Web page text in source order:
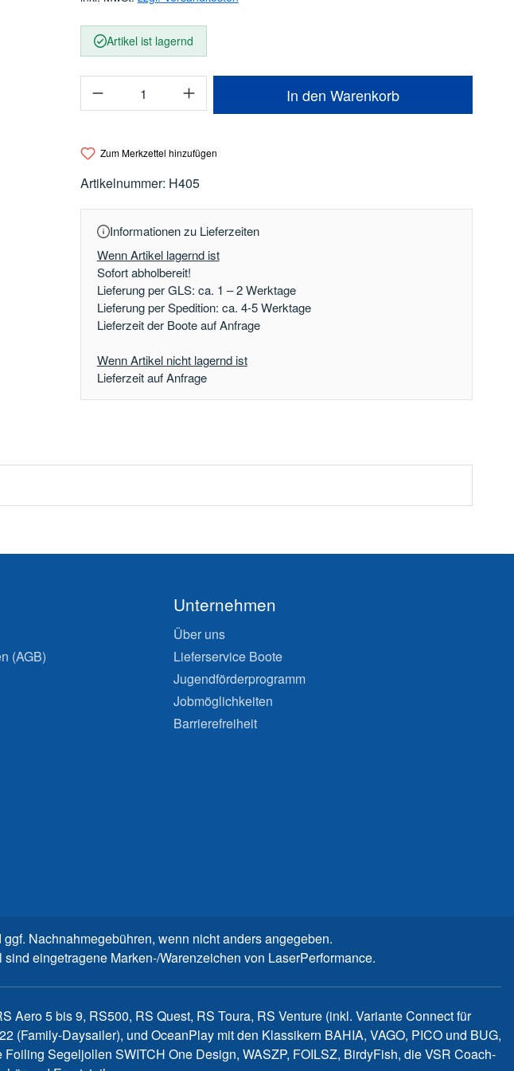
Artikel ist lagernd
Produkt Anzahl: Gib den gewünschten Wert ein
In den Warenkorb
Zum Merkzettel hinzufügen
Artikelnummer: H405
Informationen zu Lieferzeiten
Wenn Artikel lagernd ist
Sofort abholbereit!
Lieferung per GLS: ca. 1 – 2 Werktage
Lieferung per Spedition: ca. 4-5 Werktage
Lieferzeit der Boote auf Anfrage
Wenn Artikel nicht lagernd ist
Lieferzeit auf Anfrage
(AGB)
Unternehmen
Über uns
Lieferservice Boote
Jugendförderprogramm
Jobmöglichkeiten
Barrierefreiheit
ggf. Nachnahmegebühren, wenn nicht anders angegeben.
eingetragene Marken-/Warenzeichen von LaserPerformance.
5 bis 9, RS500, RS Quest, RS Toura, RS Venture (inkl. Variante Connect für
(Family-Daysailer), und OceanPlay mit den Klassikern BAHIA, VAGO, PICO und BUG,
Segeljollen SWITCH One Design, WASZP, FOILSZ, BirdyFish, die VSR Coach-